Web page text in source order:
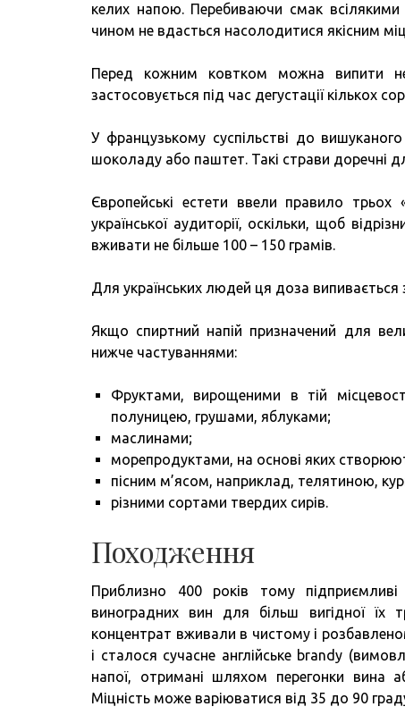
келих напою. Перебиваючи смак
чином не вдасться насолодитися якісним
Перед кожним ковтком можна випити
застосовується під час дегустації кількох
У французькому суспільстві до
шоколаду або паштет. Такі страви доречні
Європейські естети ввели правило
української аудиторії, оскільки, щоб
вживати не більше 100 – 150 грамів.
Для українських людей ця доза випивається
Якщо спиртний напій призначений для
нижче частуваннями:
Фруктами, вирощеними в тій
полуницею, грушами, яблуками;
маслинами;
морепродуктами, на основі яких
пісним м’ясом, наприклад, телятиною,
різними сортами твердих сирів.
Походження
Приблизно 400 років тому
виноградних вин для більш вигідної їх
концентрат вживали в чистому і
і сталося сучасне англійське brandy
напої, отримані шляхом перегонки вина
Міцність може варіюватися від 35 до 90